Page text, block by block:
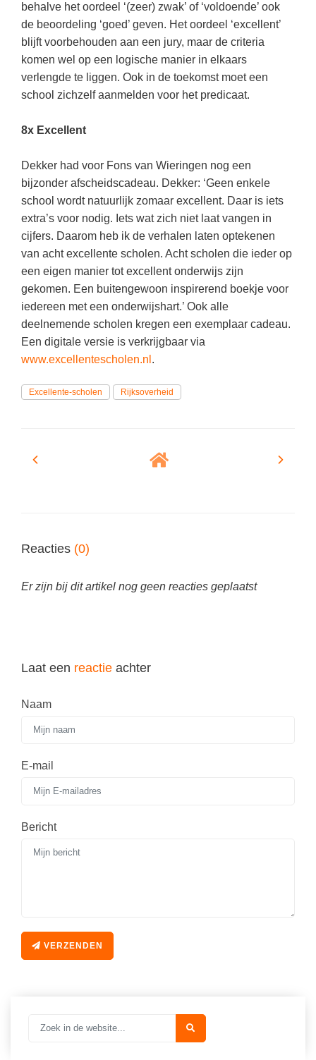
Eerste wereldoorlog
Evolutieleer
Feest- en Gedenkdagen
Godsdienstonderwijs
Kerstfeest
Kleurplaten
Mediawijsheid
Onderwijsprijs
Ruimte
Schoolreisideeën
Schoolspullen
Seizoenen
Seksualiteit
Orientatie
Rekenen
Sociale vaardigheden
Taalvaardigheid
MEER...
Kruiswoordpuzzels
Onderwijslonen
Vrijeschoolonderwijs
Montessori onderwijs
Jenaplanonderwijs
Daltononderwijs
Onderwijsvacatures
Middelbare school niveaus
Nieuwsbrief archief
Huiswerkbegeleider worden
behalve het oordeel ‘(zeer) zwak’ of ‘voldoende’ ook
de beoordeling ‘goed’ geven. Het oordeel ‘excellent’
blijft voorbehouden aan een jury, maar de criteria
komen wel op een logische manier in elkaars
verlengde te liggen. Ook in de toekomst moet een
school zichzelf aanmelden voor het predicaat.
8x Excellent
Dekker had voor Fons van Wieringen nog een
bijzonder afscheidscadeau. Dekker: ‘Geen enkele
school wordt natuurlijk zomaar excellent. Daar is iets
extra’s voor nodig. Iets wat zich niet laat vangen in
cijfers. Daarom heb ik de verhalen laten optekenen
van acht excellente scholen. Acht scholen die ieder op
een eigen manier tot excellent onderwijs zijn
gekomen. Een buitengewoon inspirerend boekje voor
iedereen met een onderwijshart.’ Ook alle
deelnemende scholen kregen een exemplaar cadeau.
Een digitale versie is verkrijgbaar via
www.excellentescholen.nl .
Excellente-scholen Rijksoverheid
Reacties (0)
Er zijn bij dit artikel nog geen reacties geplaatst
Laat een reactie achter
Naam
E-mail
Bericht
VERZENDEN